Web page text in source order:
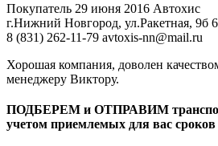
Покупатель 29 июня 2016 Автохис
г.Нижний Новгород, ул.Ракетная, 9б
8 (831) 262-11-79 avtoxis-nn@mail.ru
Хорошая компания, доволен
менеджеру Виктору.
ПОДБЕРЕМ и ОТПРАВИМ
учетом приемлемых для вас сроков